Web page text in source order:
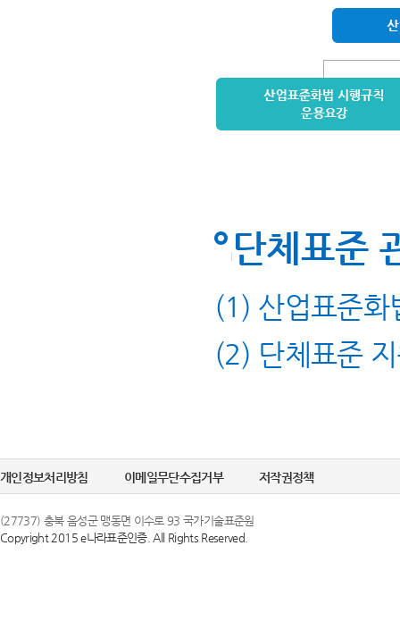
단체표준
(1) 산업표준화
(2) 단체표준
개인정보처리방침 이메일무단수집거부 저작권정책
(27737) 충북 음성군 맹동면 이수로 93 국가기술표준원
Copyright 2015 e나라표준인증. All Rights Reserved.